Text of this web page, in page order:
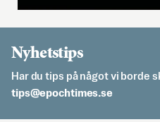
Nyhetstips
Har du tips på något vi borde
es.semithcope@spit